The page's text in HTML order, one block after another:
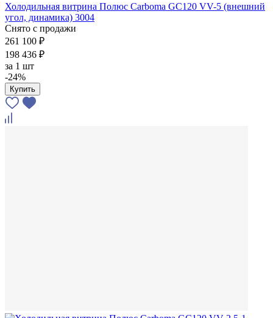
Холодильная витрина Полюс Carboma GC120 VV-5 (внешний
угол, динамика) 3004
Снято с продажи
261 100 ₽
198 436 ₽
за 1 шт
-24%
Купить